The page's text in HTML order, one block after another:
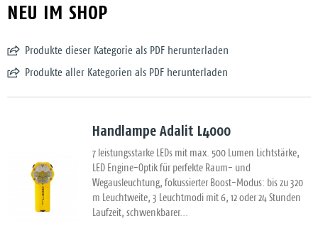
NEU IM SHOP
Produkte dieser Kategorie als PDF herunterladen
Produkte aller Kategorien als PDF herunterladen
Handlampe Adalit L4000
7 leistungsstarke LEDs mit max. 500 Lumen Lichtstärke,
LED Engine-Optik für perfekte Raum- und
Wegausleuchtung, fokussierter Boost-Modus: bis zu 320
m Leuchtweite, 3 Leuchtmodi mit 6, 12 oder 24 Stunden
Laufzeit, schwenkbarer...